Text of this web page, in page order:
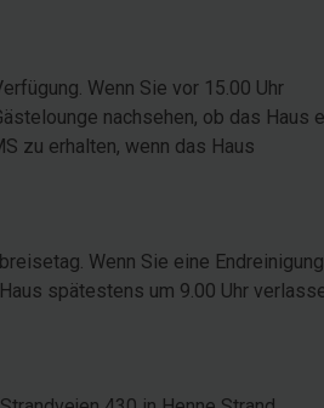
Wenn Sie vor 15.00 Uhr
nachsehen, ob das Haus
zu erhalten, wenn das Haus
Wenn Sie eine Endreinigung
spätestens um 9.00 Uhr